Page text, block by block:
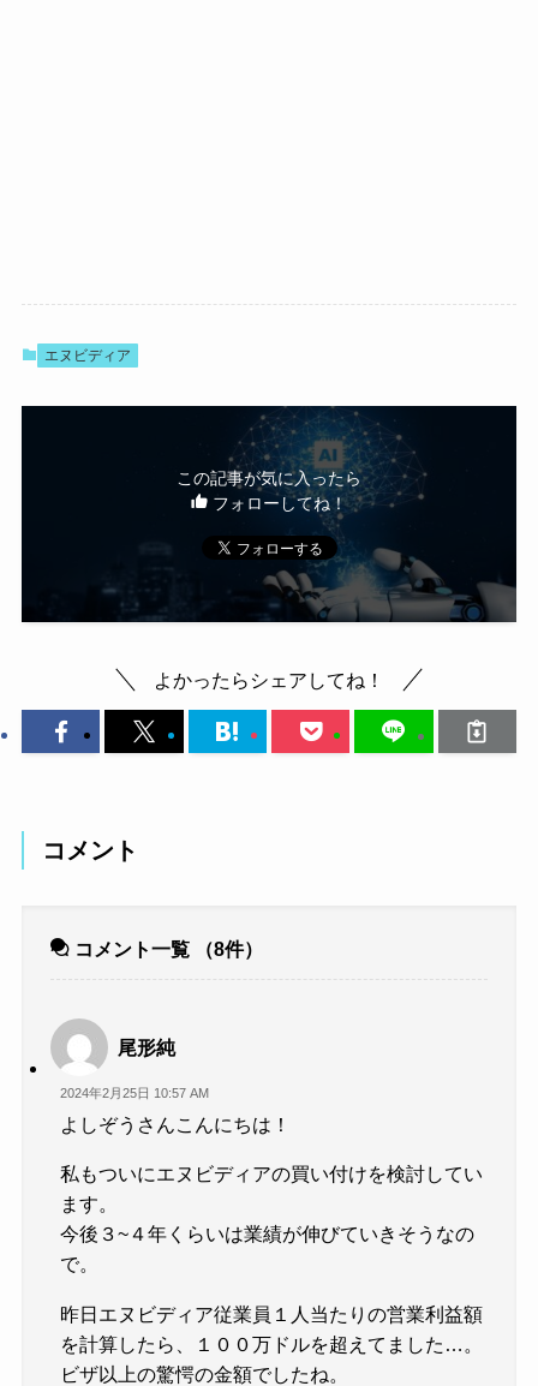
エヌビディア
この記事が気に入ったら
フォローしてね！
よかったらシェアしてね！
コメント
コメント一覧 （8件）
尾形純
2024年2月25日 10:57 AM
よしぞうさんこんにちは！
私もついにエヌビディアの買い付けを検討してい
ます。
今後３~４年くらいは業績が伸びていきそうなの
で。
昨日エヌビディア従業員１人当たりの営業利益額
を計算したら、１００万ドルを超えてました…。
ビザ以上の驚愕の金額でしたね。